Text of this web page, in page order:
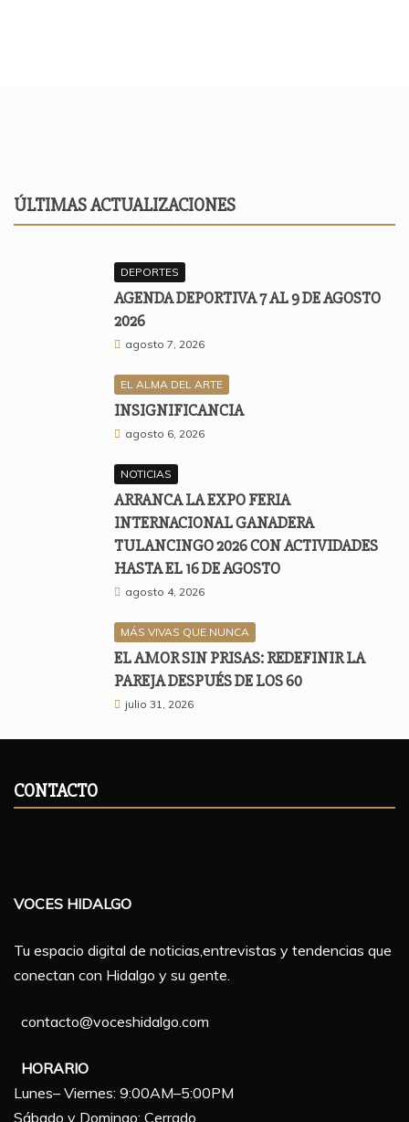
ÚLTIMAS ACTUALIZACIONES
DEPORTES
AGENDA DEPORTIVA 7 AL 9 DE AGOSTO
2026
agosto 7, 2026
EL ALMA DEL ARTE
INSIGNIFICANCIA
agosto 6, 2026
NOTICIAS
ARRANCA LA EXPO FERIA
INTERNACIONAL GANADERA
TULANCINGO 2026 CON ACTIVIDADES
HASTA EL 16 DE AGOSTO
agosto 4, 2026
MÁS VIVAS QUE NUNCA
EL AMOR SIN PRISAS: REDEFINIR LA
PAREJA DESPUÉS DE LOS 60
julio 31, 2026
CONTACTO
VOCES HIDALGO
Tu espacio digital de noticias,entrevistas y tendencias que
conectan con Hidalgo y su gente.
contacto@voceshidalgo.com
HORARIO
Lunes– Viernes: 9:00AM–5:00PM
Sábado y Domingo: Cerrado